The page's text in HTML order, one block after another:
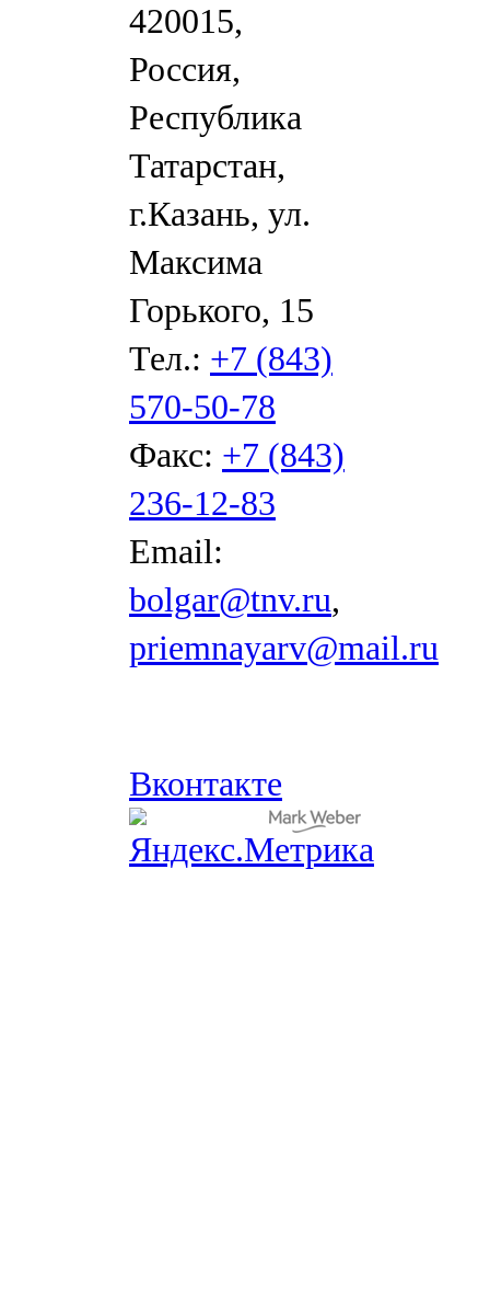
420015,
Россия,
Республика
Татарстан,
г.Казань, ул.
Максима
Горького, 15
Тел.: +7 (843)
570-50-78
Факс: +7 (843)
236-12-83
Email:
bolgar@tnv.ru,
priemnayarv@mail.ru
Вконтакте